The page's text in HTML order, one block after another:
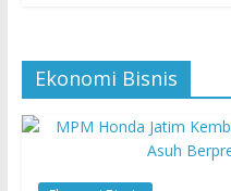
Ekonomi Bisnis